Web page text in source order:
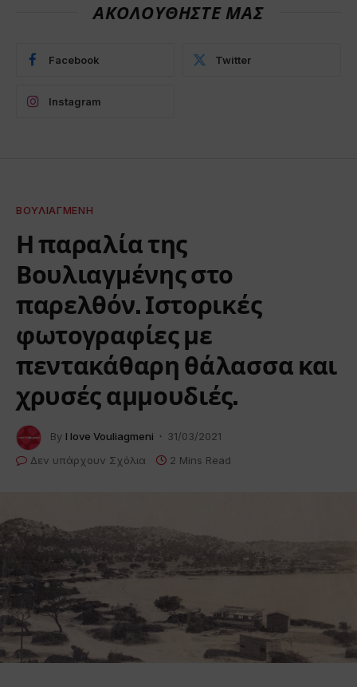
ΑΚΟΛΟΥΘΗΣΤΕ ΜΑΣ
Facebook Twitter
Instagram
ΒΟΥΛΙΑΓΜΈΝΗ
Η παραλία της
Βουλιαγμένης στο
παρελθόν. Ιστορικές
φωτογραφίες με
πεντακάθαρη θάλασσα και
χρυσές αμμουδιές.
By I love Vouliagmeni
31/03/2021
Δεν υπάρχουν Σχόλια
2 Mins Read